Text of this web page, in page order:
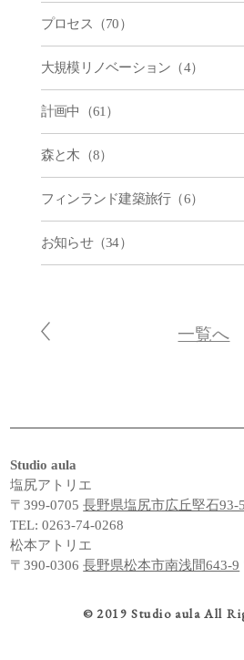
プロセス（70）
大規模リノベーション（4）
計画中（61）
森と木（8）
フィンランド建築旅行（6）
お知らせ（34）
一覧へ
Studio aula
塩尻アトリエ
〒399-0705 長野県塩尻市広丘堅石93-5
TEL:0263-74-0268
松本アトリエ
〒390-0306 長野県松本市南浅間643-9
© 2019 Studio aula All